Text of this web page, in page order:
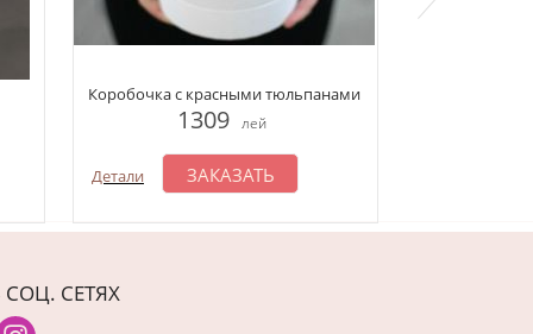
Коробочка с красными тюльпанами
1309 лей
Детали ЗАКАЗАТЬ
СЕТЯХ